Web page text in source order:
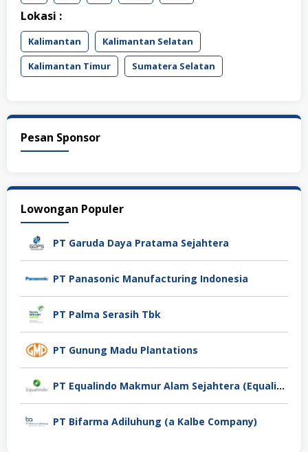
Lokasi :
Kalimantan
Kalimantan Selatan
Kalimantan Timur
Sumatera Selatan
Pesan Sponsor
Lowongan Populer
PT Garuda Daya Pratama Sejahtera
PT Panasonic Manufacturing Indonesia
PT Palma Serasih Tbk
PT Gunung Madu Plantations
PT Equalindo Makmur Alam Sejahtera (Equalindo Group)
PT Bifarma Adiluhung (a Kalbe Company)